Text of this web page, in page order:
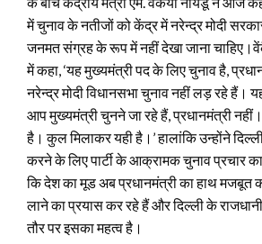
में चुनाव के नतीजों को केंद्र में नरेन्द्र मोदी
जनमत संग्रह के रूप में नहीं देखा जाना
में कहा, ‘यह मुख्यमंत्री पद के लिए चुनाव है,
नरेन्द्र मोदी विधानसभा चुनाव नहीं लड़ रहे हैं।
आप मुख्यमंत्री चुनने जा रहे हैं, प्रधानमंत्री
है। कुल मिलाकर यही है।’ हालांकि उन्होंने
करने के लिए पार्टी के आक्रामक चुनाव प्रचार
कि देश का मूड अब प्रधानमंत्री का हाथ मजबूत
लाने का प्रयास कर रहे हैं और दिल्ली के
तौर पर इसका महत्व है।